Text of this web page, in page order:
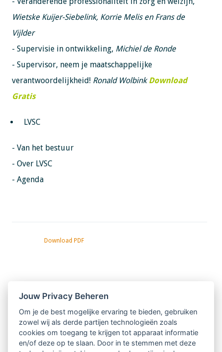
Wietske Kuijer-Siebelink, Korrie Melis en Frans de
Vijlder
- Supervisie in ontwikkeling, Michiel de Ronde
- Supervisor, neem je maatschappelijke
verantwoordelijkheid! Ronald WolbinkDownload
Gratis
LVSC
- Van het bestuur
- Over LVSC
- Agenda
Download PDF
Nieuwsbrief
Ontvang 10 x per jaar de LVSC-
relatienieuwsbrief met o.a.:
Jouw Privacy Beheren
Om je de best mogelijke ervaring te bieden, gebruiken
zowel wij als derde partijen technologieën zoals
cookies om toegang te krijgen tot apparaat informatie
en/of deze op te slaan. Door in te stemmen met deze